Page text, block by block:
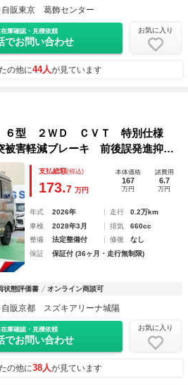
自販東京 葛飾センター
在庫確認・見積依頼
でお問い合わせ
お気に入り
の他に44人が見ています
６型 ２ＷＤ ＣＶＴ 特別仕様
害軽減ブレーキ 前後誤発進抑制
ーキングセンサー オーディオス
トハイビーム アイドリングスト
後席両側スライドドア
支払総額(税込)
173.7 万円
本体価格
167
万円
諸費用
6.7
万円
年式 2026年 走行
0.2万km
車検
2028年3月 排気
660cc
整備
法定整備付 修復
なし
保証
保証付 (36ヶ月・走行無制限)
状態評価書 オンライン商談可
自販京都 スズキアリーナ城陽
在庫確認・見積依頼
でお問い合わせ
お気に入り
の他に38人が見ています